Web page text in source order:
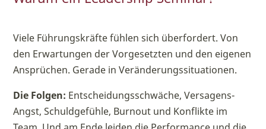
Viele Führungskräfte fühlen sich überfordert. Von
den Erwartungen der Vorgesetzten und den eigenen
Ansprüchen. Gerade in Veränderungssituationen.
Die Folgen: Entscheidungsschwäche, Versagens-
Angst, Schuldgefühle, Burnout und Konflikte im